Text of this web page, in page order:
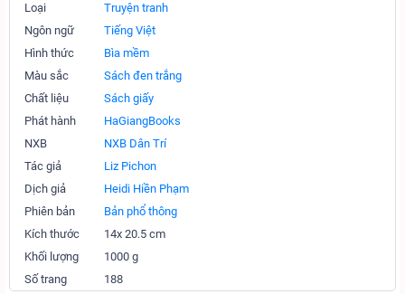
Loại
Truyện tranh
Ngôn ngữ
Tiếng Việt
Hình thức
Bìa mềm
Màu sắc
Sách đen trắng
Chất liệu
Sách giấy
Phát hành
HaGiangBooks
NXB
NXB Dân Trí
Tác giả
Liz Pichon
Dịch giả
Heidi Hiền Phạm
Phiên bản
Bản phổ thông
Kích thước
14x 20.5 cm
Khối lượng
1000 g
Số trang
188